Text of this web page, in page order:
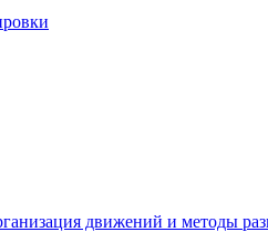
движений и методы